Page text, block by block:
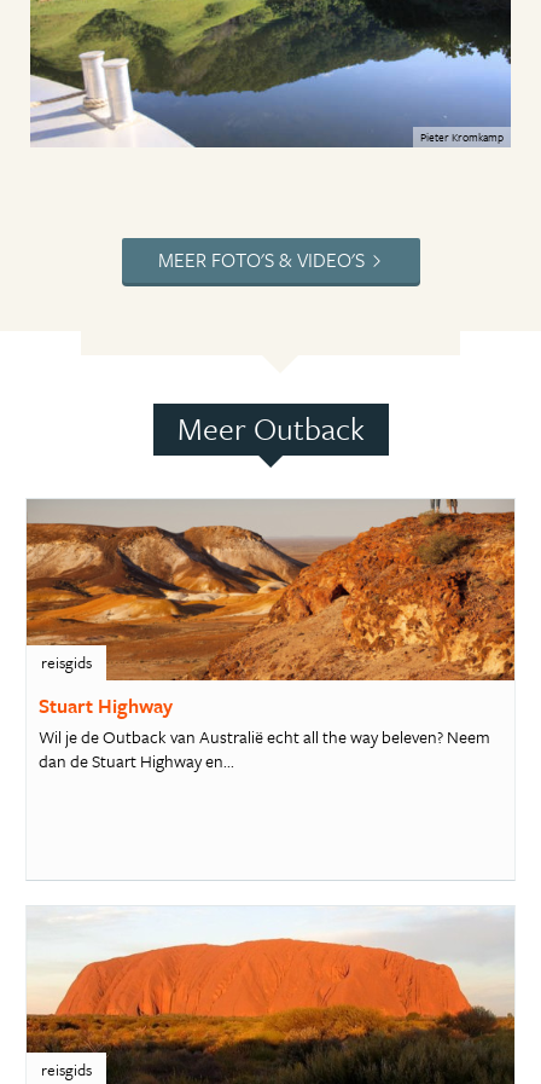
Pieter Kromkamp
MEER FOTO'S & VIDEO'S
Meer Outback
reisgids
Stuart Highway
Wil je de Outback van Australië echt all the way beleven? Neem
dan de Stuart Highway en...
reisgids